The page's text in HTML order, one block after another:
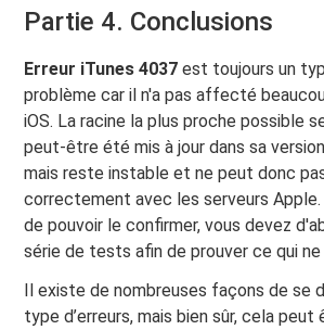
Partie 4. Conclusions
Erreur iTunes 4037 est toujours un
problème car il n'a pas affecté
iOS. La racine la plus proche possible
peut-être été mis à jour dans sa
mais reste instable et ne peut donc
correctement avec les serveurs Apple.
de pouvoir le confirmer, vous devez
série de tests afin de prouver ce qui ne
Il existe de nombreuses façons de se
type d’erreurs, mais bien sûr, cela peut